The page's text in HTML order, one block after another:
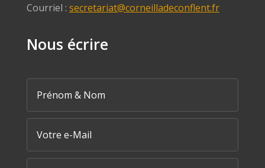
Courriel : secretariat@corneilladeconflent.fr
Nous écrire